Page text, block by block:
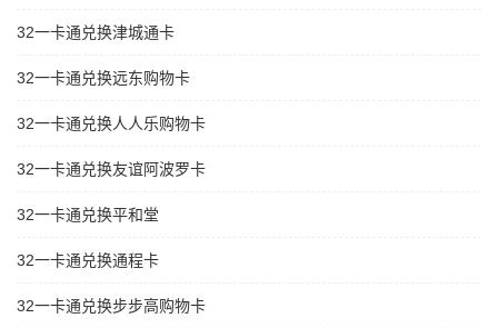
32一卡通兑换津城通卡
32一卡通兑换远东购物卡
32一卡通兑换人人乐购物卡
32一卡通兑换友谊阿波罗卡
32一卡通兑换平和堂
32一卡通兑换通程卡
32一卡通兑换步步高购物卡